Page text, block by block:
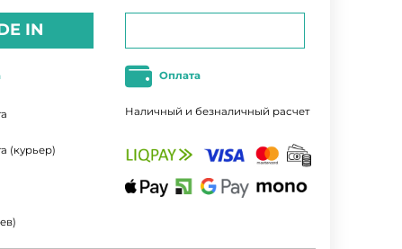
IN
(курьер)
Оплата
Наличный и безналичный расчет